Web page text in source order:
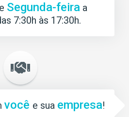
Segunda-feira a
7:30h às 17:30h.
você e sua empresa!